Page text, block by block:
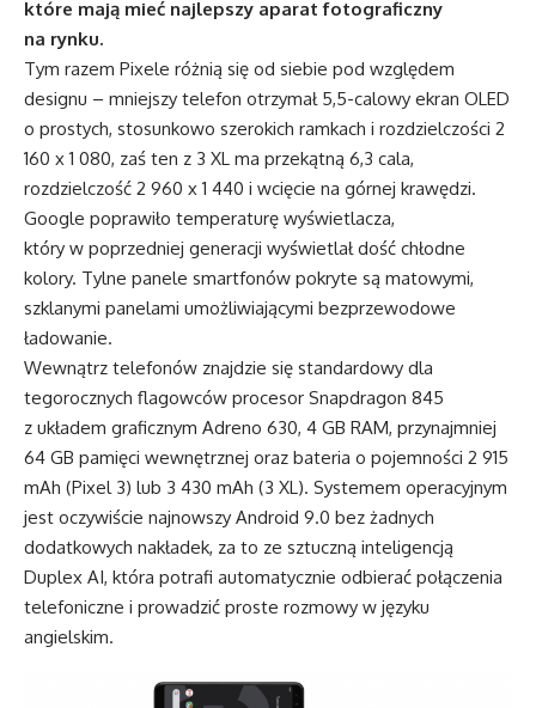
które mają mieć najlepszy aparat fotograficzny
na rynku.
Tym razem Pixele różnią się od siebie pod względem
designu – mniejszy telefon otrzymał 5,5-calowy ekran OLED
o prostych, stosunkowo szerokich ramkach i rozdzielczości 2
160 x 1 080, zaś ten z 3 XL ma przekątną 6,3 cala,
rozdzielczość 2 960 x 1 440 i wcięcie na górnej krawędzi.
Google poprawiło temperaturę wyświetlacza,
który w poprzedniej generacji wyświetlał dość chłodne
kolory. Tylne panele smartfonów pokryte są matowymi,
szklanymi panelami umożliwiającymi bezprzewodowe
ładowanie.
Wewnątrz telefonów znajdzie się standardowy dla
tegorocznych flagowców procesor Snapdragon 845
z układem graficznym Adreno 630, 4 GB RAM, przynajmniej
64 GB pamięci wewnętrznej oraz bateria o pojemności 2 915
mAh (Pixel 3) lub 3 430 mAh (3 XL). Systemem operacyjnym
jest oczywiście najnowszy Android 9.0 bez żadnych
dodatkowych nakładek, za to ze sztuczną inteligencją
Duplex AI, która potrafi automatycznie odbierać połączenia
telefoniczne i prowadzić proste rozmowy w języku
angielskim.